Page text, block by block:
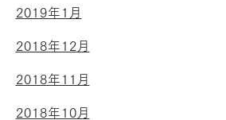
2019年1月
2018年12月
2018年11月
2018年10月